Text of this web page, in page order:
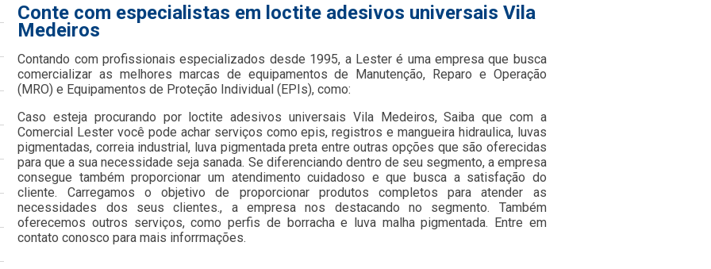
Conte com especialistas em loctite adesivos universais Vila
Medeiros
Contando com profissionais especializados desde 1995, a Lester é uma empresa que busca
comercializar as melhores marcas de equipamentos de Manutenção, Reparo e Operação
(MRO) e Equipamentos de Proteção Individual (EPIs), como:
Caso esteja procurando por loctite adesivos universais Vila Medeiros, Saiba que com a
Comercial Lester você pode achar serviços como epis, registros e mangueira hidraulica, luvas
pigmentadas, correia industrial, luva pigmentada preta entre outras opções que são oferecidas
para que a sua necessidade seja sanada. Se diferenciando dentro de seu segmento, a empresa
consegue também proporcionar um atendimento cuidadoso e que busca a satisfação do
cliente. Carregamos o objetivo de proporcionar produtos completos para atender as
necessidades dos seus clientes., a empresa nos destacando no segmento. Também
oferecemos outros serviços, como perfis de borracha e luva malha pigmentada. Entre em
contato conosco para mais inforrmações.